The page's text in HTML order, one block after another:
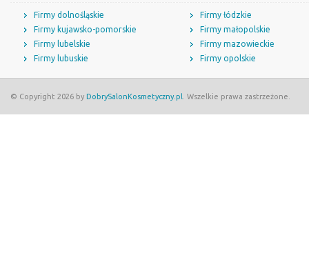
Firmy dolnośląskie
Firmy kujawsko-pomorskie
Firmy lubelskie
Firmy lubuskie
Firmy łódzkie
Firmy małopolskie
Firmy mazowieckie
Firmy opolskie
© Copyright 2026 by DobrySalonKosmetyczny.pl . Wszelkie prawa zastrzeżone.